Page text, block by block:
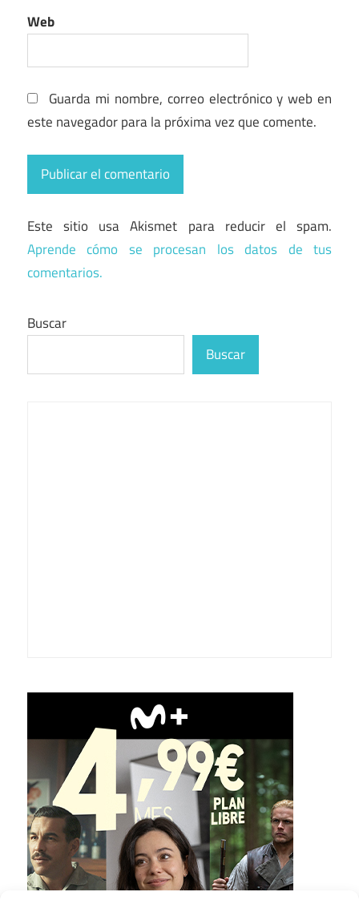
Web
Guarda mi nombre, correo electrónico y web en
este navegador para la próxima vez que comente.
Este sitio usa Akismet para reducir el spam.
Aprende cómo se procesan los datos de tus
comentarios.
Buscar
Buscar